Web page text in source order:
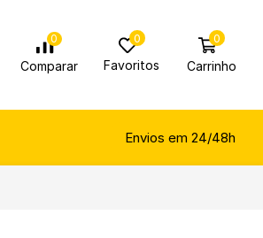
0
Comparar
0
Favoritos
0
Carrinho
Envios em 24/48h